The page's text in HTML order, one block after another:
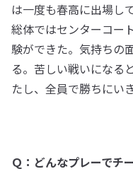
は一度も春高に出場し
総体ではセンターコー
験ができた。気持ちの
る。苦しい戦いになる
たし、全員で勝ちにい
Ｑ：どんなプレーでチ